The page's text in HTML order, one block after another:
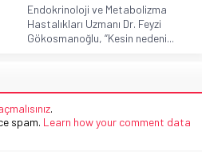
Endokrinoloji ve Metabolizma
Hastalıkları Uzmanı Dr. Feyzi
Gökosmanoğlu, “Kesin nedeni...
.
spam. Learn how your comment data